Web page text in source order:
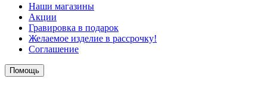
Наши магазины
Акции
Гравировка в подарок
Желаемое изделие в рассрочку!
Соглашение
Помощь